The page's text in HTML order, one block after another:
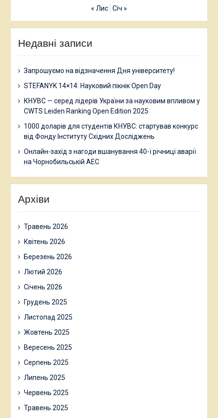
« Лис Січ »
Недавні записи
Запрошуємо на відзначення Дня університету!
STEFANYK 14×14: Науковий пікнік Open Day
КНУВС — серед лідерів України за науковим впливом у
CWTS Leiden Ranking Open Edition 2025
1000 доларів для студентів КНУВС: стартував конкурс
від Фонду Інституту Східних Досліджень
Онлайн-захід з нагоди вшанування 40-ї річниці аварії
на Чорнобильській АЕС
Архіви
Травень 2026
Квітень 2026
Березень 2026
Лютий 2026
Січень 2026
Грудень 2025
Листопад 2025
Жовтень 2025
Вересень 2025
Серпень 2025
Липень 2025
Червень 2025
Травень 2025